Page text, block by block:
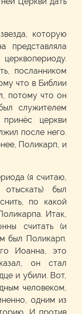
которую
посланником
что в Библии
потому что он
служителем
церкви
после него.
Поликарп, и
(я считаю,
отыскать) был
по какой
Итак,
считать (и
был Поликарп.
Иоанна, это
он стал
и убили. Вот,
человеком,
одним из